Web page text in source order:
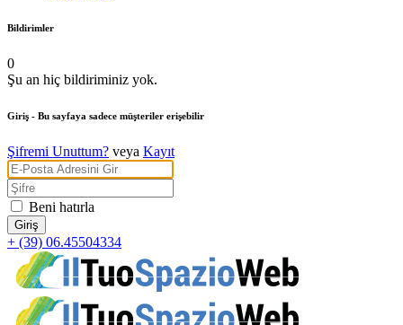
Bildirimler
0
Şu an hiç bildiriminiz yok.
Giriş - Bu sayfaya sadece müşteriler erişebilir
Şifremi Unuttum? veya Kayıt
Beni hatırla
+ (39) 06.45504334